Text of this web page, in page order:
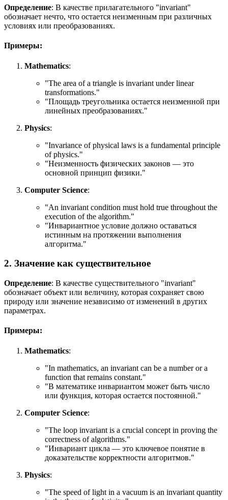
Определение: В качестве прилагательного "invariant"
обозначает нечто, что остается неизменным при различных
условиях или преобразованиях.
Примеры:
Mathematics:
"The area of a triangle is invariant under linear
transformations."
"Площадь треугольника остается неизменной при
линейных преобразованиях."
Physics:
"Invariance of physical laws is a fundamental principle
of physics."
"Неизменность физических законов — это
основной принцип физики."
Computer Science:
"An invariant condition must hold true throughout the
execution of the algorithm."
"Инвариантное условие должно оставаться
истинным на протяжении выполнения
алгоритма."
2. Значение как существительное
Определение: В качестве существительного "invariant"
обозначает объект или величину, которая сохраняет свою
природу или значение независимо от изменений в других
параметрах.
Примеры:
Mathematics:
"In mathematics, an invariant can be a number or a
function that remains constant."
"В математике инвариантом может быть число
или функция, которая остается постоянной."
Computer Science:
"The loop invariant is a crucial concept in proving the
correctness of algorithms."
"Инвариант цикла — это ключевое понятие в
доказательстве корректности алгоритмов."
Physics:
"The speed of light in a vacuum is an invariant quantity